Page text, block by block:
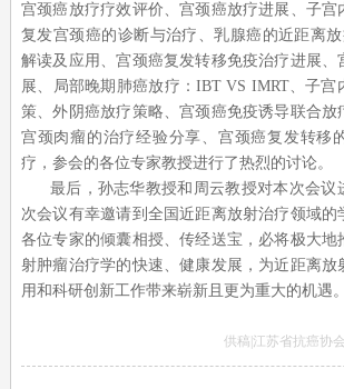
宫颈癌放疗疗效评价、宫颈癌放疗进展、子宫
复发宫颈癌的诊断与治疗、乳腺癌的近距离
解读及应用、宫颈癌复发转移免疫治疗进展、
展、局部晚期肺癌放疗：IBT VS IMRT、子宫
策、外阴癌放疗策略、宫颈癌免疫诱导联合放
宫颈肉瘤的治疗经验分享、宫颈癌复发转移
疗，参会的各位专家教授进行了热烈的讨论。
最后，孙志华教授和周云教授对本次会议
次会议有幸邀请到全国近距离放射治疗领域的
各位专家的倾囊相授、传经送宝，必将极大地
射肿瘤治疗学的快速、健康发展，为近距离放
用和科研创新工作带来崭新且更为重大的机遇。
供稿|江苏省抗癌协